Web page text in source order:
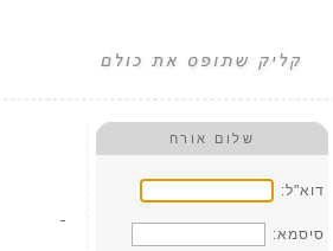
שלום אורח
דוא"ל:
סיסמא: